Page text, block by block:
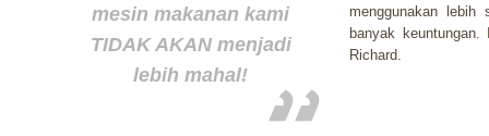
mesin makanan kami
TIDAK AKAN menjadi
lebih mahal!
menggunakan
banyak
Richard.